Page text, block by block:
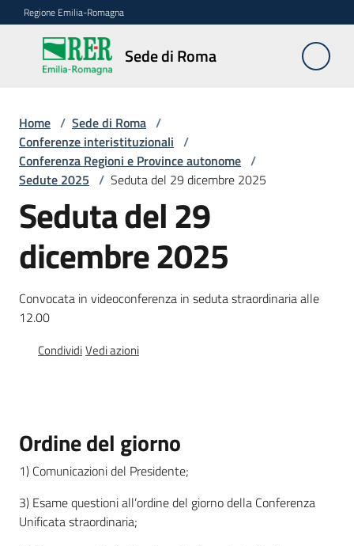
Vai al contenuto
Vai alla navigazione
Vai al footer
Regione Emilia-Romagna
Sede di Roma
Sede
di
Novità
Servizi
della
Sede
Conferenze
interistituzionali
Appuntamenti
Home / Sede di Roma /
Conferenze interistituzionali /
Conferenza Regioni e Province autonome /
Sedute 2025 / Seduta del 29 dicembre 2025
Seduta del 29
dicembre 2025
Convocata in videoconferenza in seduta straordinaria alle
12.00
CondividiVedi azioni
Ordine del giorno
1) Comunicazioni del Presidente;
3) Esame questioni all’ordine del giorno della Conferenza
Unificata straordinaria;